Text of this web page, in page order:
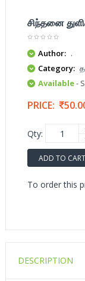
சிந்தனை
Author: .
Category:
Available-
PRICE:
Qty:
ADD TO CART
To order this
DESCRIPTION